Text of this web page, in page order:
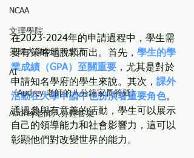
NCAA
文理學院
美國大學申請不求人
AI
《Audrey 老師的八分鐘家長答疑》
Audrey老師八分鐘答疑
在2023-2024年的申請過程中，學生需
要有策略地脫穎而出。首先， 學生的學
業成績（GPA）至關重要 ，尤其是對於
申請知名學府的學生來說。其次， 課外
活動在大學申請中也扮演著重要角色。
通過參與有意義的活動，學生可以展示
自己的領導能力和社會影響力，這可以
彰顯他們對改變世界的能力。